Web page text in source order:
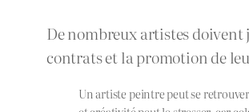
De nombreux artistes doivent
contrats et la promotion de
Un artiste peintre peut se